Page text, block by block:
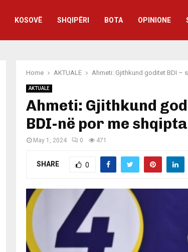
KOSOVË SHQIPËRI BOTA OPINIONE
Home AKTUALE Ahmeti: Gjithkund goditet BDI –
AKTUALE
Ahmeti: Gjithkund
BDI-në por me
May 1, 2024 0 471
SHARE 0